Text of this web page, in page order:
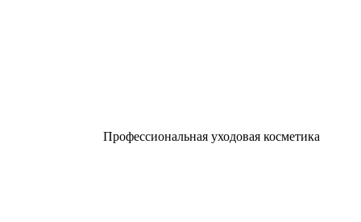
Профессиональная уходовая косметика